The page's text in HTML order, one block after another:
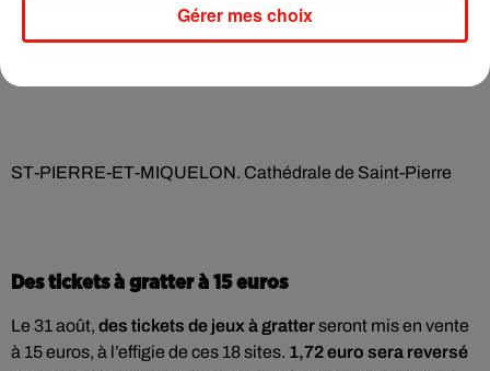
ST-PIERRE-ET-MIQUELON. Cathédrale de Saint-Pierre
Des tickets à gratter à 15 euros
Le 31 août, des tickets de jeux à gratterseront mis en vente
à 15 euros, à l’effigie de ces 18 sites. 1,72 euro sera reversé
Gérer mes choix